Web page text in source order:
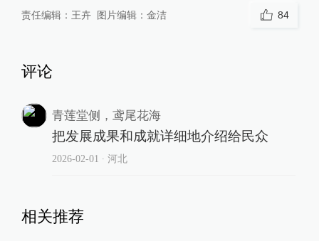
责任编辑： 王卉 图片编辑： 金洁 84
评论
青莲堂侧，鸢尾花海
把发展成果和成就详细地介绍给民众
2026-02-01 ∙ 河北
相关推荐